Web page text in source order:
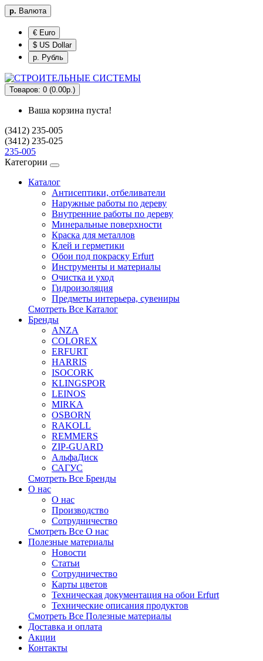
р. Валюта
€ Euro
$ US Dollar
р. Рубль
Товаров: 0 (0.00р.)
Ваша корзина пуста!
(3412) 235-005
(3412) 235-025
235-005
Категории
Каталог
Антисептики, отбеливатели
Наружные работы по дереву
Внутренние работы по дереву
Минеральные поверхности
Краска для металлов
Клей и герметики
Обои под покраску Erfurt
Инструменты и материалы
Очистка и уход
Гидроизоляция
Предметы интерьера, сувениры
Смотреть Все Каталог
Бренды
ANZA
COLOREX
ERFURT
HARRIS
ISOCORK
KLINGSPOR
LEINOS
MIRKA
OSBORN
RAKOLL
REMMERS
ZIP-GUARD
АльфаДиск
САГУС
Смотреть Все Бренды
О нас
О нас
Производство
Сотрудничество
Смотреть Все О нас
Полезные материалы
Новости
Статьи
Сотрудничество
Карты цветов
Техническая документация на обои Erfurt
Технические описания продуктов
Смотреть Все Полезные материалы
Доставка и оплата
Акции
Контакты